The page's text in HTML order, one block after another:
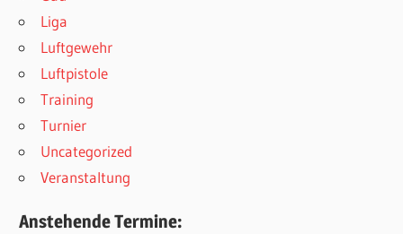
Liga
Luftgewehr
Luftpistole
Training
Turnier
Uncategorized
Veranstaltung
Anstehende Termine: